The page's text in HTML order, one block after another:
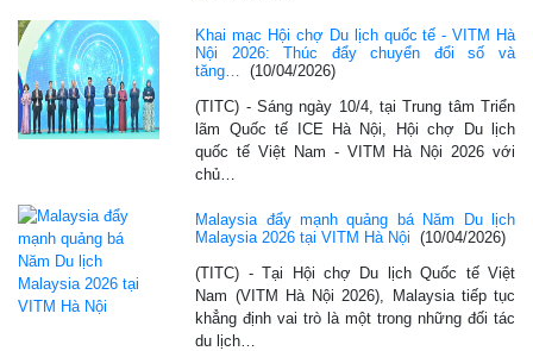
Khai mạc Hội chợ Du lịch quốc tế - VITM Hà
Nội 2026: Thúc đẩy chuyển đổi số và
tăng…
(10/04/2026)
(TITC) - Sáng ngày 10/4, tại Trung tâm Triển
lãm Quốc tế ICE Hà Nội, Hội chợ Du lịch
quốc tế Việt Nam - VITM Hà Nội 2026 với
chủ…
Malaysia đẩy mạnh quảng bá Năm Du lịch
Malaysia 2026 tại VITM Hà Nội
(10/04/2026)
(TITC) - Tại Hội chợ Du lịch Quốc tế Việt
Nam (VITM Hà Nội 2026), Malaysia tiếp tục
khẳng định vai trò là một trong những đối tác
du lịch…